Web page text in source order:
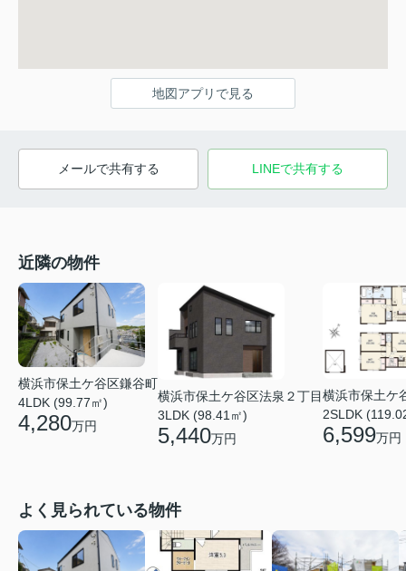
地図アプリで見る
メールで共有する LINEで共有する
近隣の物件
横浜市保土ケ谷区鎌谷町
4LDK (99.77㎡)
4,280万円
横浜市保土ケ谷区法泉２丁目
3LDK (98.41㎡)
5,440万円
横浜市保土ケ
2SLDK
6,599万円
よく見られている物件